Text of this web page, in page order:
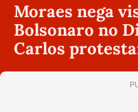
Moraes nega
Bolsonaro no
Carlos